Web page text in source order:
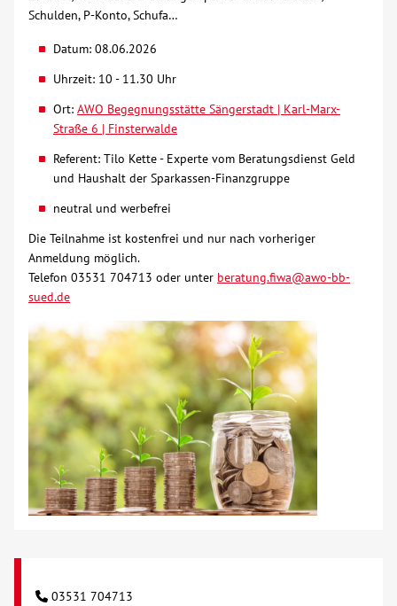
Karriere
Kontakt
AWO BB Süd
Schulden, P-Konto, Schufa…
Datum: 08.06.2026
Uhrzeit: 10 - 11.30 Uhr
Ort: AWO Begegnungsstätte Sängerstadt | Karl-Marx-
Straße 6 | Finsterwalde
Referent: Tilo Kette - Experte vom Beratungsdienst Geld
und Haushalt der Sparkassen-Finanzgruppe
neutral und werbefrei
Die Teilnahme ist kostenfrei und nur nach vorheriger
Anmeldung möglich.
Telefon 03531 704713 oder unter beratung.fiwa@awo-bb-
sued.de
03531 704713